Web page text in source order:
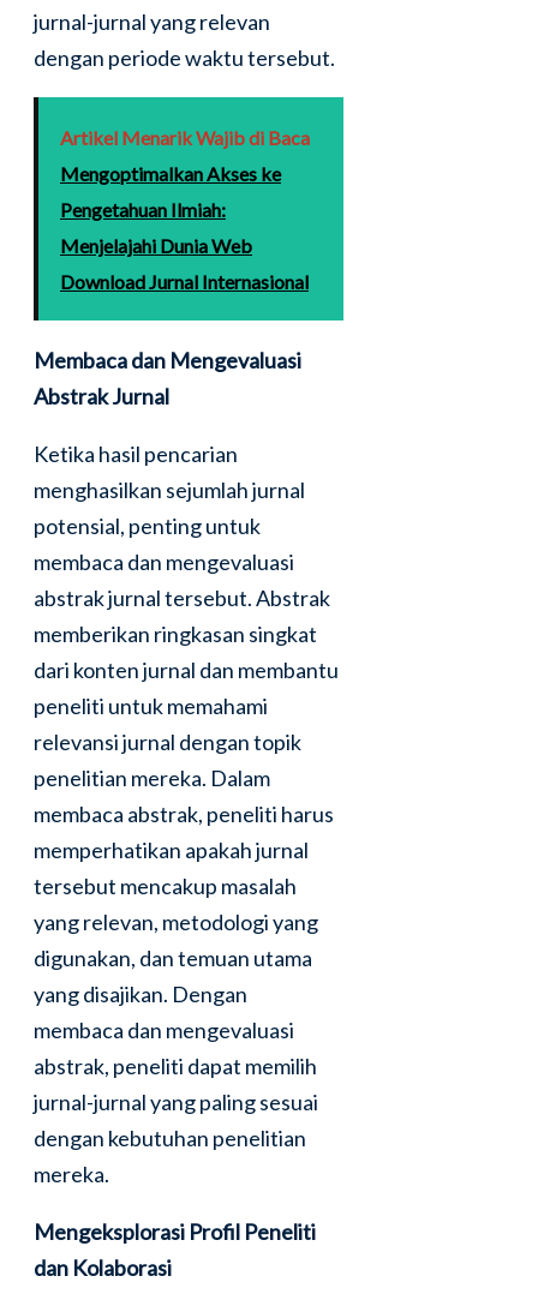
jurnal-jurnal yang relevan
dengan periode waktu tersebut.
Artikel Menarik Wajib di Baca
Mengoptimalkan Akses ke
Pengetahuan Ilmiah:
Menjelajahi Dunia Web
Download Jurnal Internasional
Membaca dan Mengevaluasi
Abstrak Jurnal
Ketika hasil pencarian
menghasilkan sejumlah jurnal
potensial, penting untuk
membaca dan mengevaluasi
abstrak jurnal tersebut. Abstrak
memberikan ringkasan singkat
dari konten jurnal dan membantu
peneliti untuk memahami
relevansi jurnal dengan topik
penelitian mereka. Dalam
membaca abstrak, peneliti harus
memperhatikan apakah jurnal
tersebut mencakup masalah
yang relevan, metodologi yang
digunakan, dan temuan utama
yang disajikan. Dengan
membaca dan mengevaluasi
abstrak, peneliti dapat memilih
jurnal-jurnal yang paling sesuai
dengan kebutuhan penelitian
mereka.
Mengeksplorasi Profil Peneliti
dan Kolaborasi